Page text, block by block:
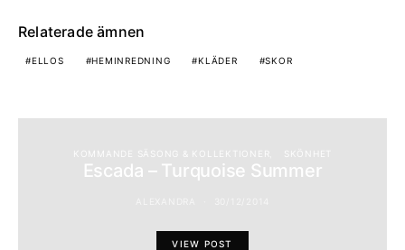
Relaterade ämnen
ELLOS HEMINREDNING KLÄDER SKOR
KOMMANDE SÄSONG & KOLLEKTIONER SKÖNHET
Escada – Turquoise Summer
VIEW POST